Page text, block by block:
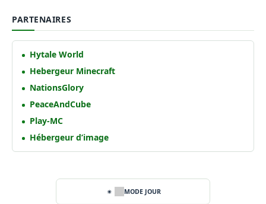
PARTENAIRES
Hytale World
Hebergeur Minecraft
NationsGlory
PeaceAndCube
Play-MC
Hébergeur d’image
MODE JOUR